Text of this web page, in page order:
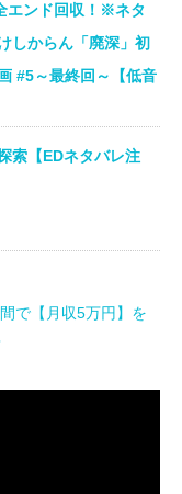
エンド回収！※ネタ
しからん「廃深」初
#5～最終回～【低音
索【EDネタバレ注
で【月収5万円】を